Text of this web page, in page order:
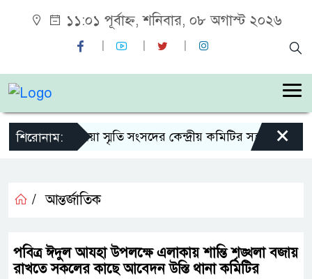
১১:০১ পূর্বাহ্ন, শনিবার, ০৮ অগাস্ট ২০২৬
শিরোনাম:
শহীদ জিয়া স্মৃতি সংসদের কেন্দ্রীয় কমিটির সহ-সভাপতি
×
/ আন্তর্জাতিক
পবিত্র ঈদুল আযহা উপলক্ষে এলাকায় শান্তি শৃঙ্খলা বজায়
রাখতে সকলের কাছে আবেদন উস্তি থানা কমিটির